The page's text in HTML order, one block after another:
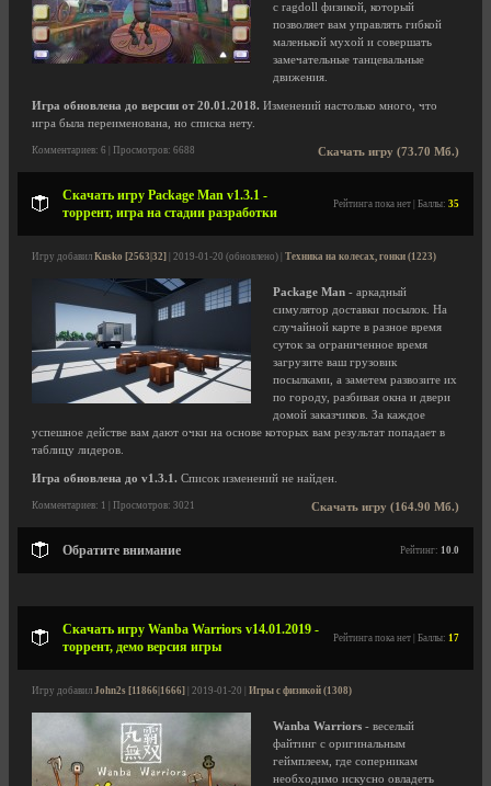
с ragdoll физикой, который
позволяет вам управлять гибкой
маленькой мухой и совершать
замечательные танцевальные
движения.
Игра обновлена до версии от 20.01.2018. Изменений настолько много, что
игра была переименована, но списка нету.
Скачать игру (73.70 Мб.)
Комментариев: 6 | Просмотров: 6688
Скачать игру Package Man v1.3.1 -
торрент, игра на стадии разработки
Рейтинга пока нет | Баллы: 35
Игру добавил Kusko [2563|32] | 2019-01-20 (обновлено) | Техника на колесах, гонки (1223)
Package Man - аркадный
симулятор доставки посылок. На
случайной карте в разное время
суток за ограниченное время
загрузите ваш грузовик
посылками, а заметем развозите их
по городу, разбивая окна и двери
домой заказчиков. За каждое
успешное действе вам дают очки на основе которых вам результат попадает в
таблицу лидеров.
Игра обновлена до v1.3.1. Список изменений не найден.
Скачать игру (164.90 Мб.)
Комментариев: 1 | Просмотров: 3021
Обратите внимание Рейтинг: 10.0
Скачать игру Wanba Warriors v14.01.2019 -
торрент, демо версия игры
Рейтинга пока нет | Баллы: 17
Игру добавил John2s [11866|1666] | 2019-01-20 | Игры с физикой (1308)
Wanba Warriors - веселый
файтинг с оригинальным
геймплеем, где соперникам
необходимо искусно овладеть